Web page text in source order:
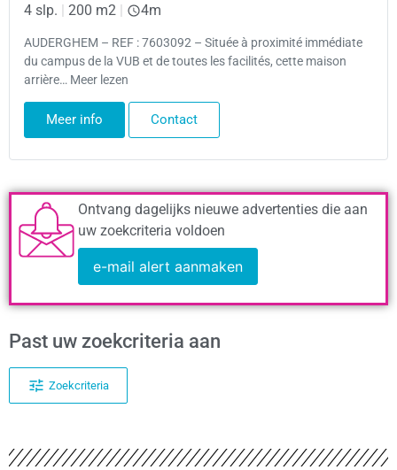
4 slp. | 200 m2 | 4m
AUDERGHEM – REF : 7603092 – Située à proximité immédiate
du campus de la VUB et de toutes les facilités, cette maison
arrière… Meer lezen
Meer info Contact
Ontvang dagelijks nieuwe advertenties die aan
uw zoekcriteria voldoen
e-mail alert aanmaken
Past uw zoekcriteria aan
Zoekcriteria